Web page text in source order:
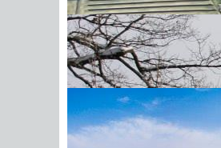
BIick vom Galgenberg auf
Hohenstadt
Ihr Name
Ihre E-Mail-Adresse*